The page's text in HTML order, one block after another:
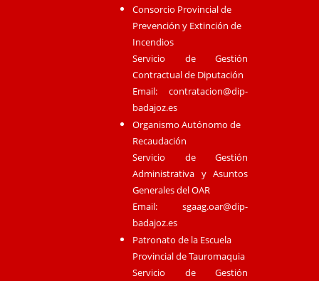
Consorcio Provincial de
Prevención y Extinción de
Incendios
Servicio de Gestión
Contractual de Diputación
Email:contratacion@dip-
badajoz.es
Organismo Autónomo de
Recaudación
Servicio de Gestión
Administrativa y Asuntos
Generales del OAR
Email:sgaag.oar@dip-
badajoz.es
Patronato de la Escuela
Provincial de Tauromaquia
Servicio de Gestión